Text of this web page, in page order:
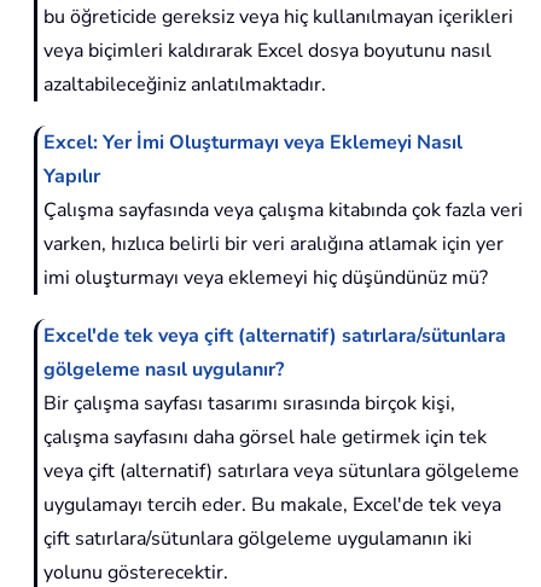
bu öğreticide gereksiz veya hiç kullanılmayan içerikleri
veya biçimleri kaldırarak Excel dosya boyutunu nasıl
azaltabileceğiniz anlatılmaktadır.
Excel: Yer İmi Oluşturmayı veya Eklemeyi Nasıl
Yapılır
Çalışma sayfasında veya çalışma kitabında çok fazla veri
varken, hızlıca belirli bir veri aralığına atlamak için yer
imi oluşturmayı veya eklemeyi hiç düşündünüz mü?
Excel'de tek veya çift (alternatif) satırlara/sütunlara
gölgeleme nasıl uygulanır?
Bir çalışma sayfası tasarımı sırasında birçok kişi,
çalışma sayfasını daha görsel hale getirmek için tek
veya çift (alternatif) satırlara veya sütunlara gölgeleme
uygulamayı tercih eder. Bu makale, Excel'de tek veya
çift satırlara/sütunlara gölgeleme uygulamanın iki
yolunu gösterecektir.